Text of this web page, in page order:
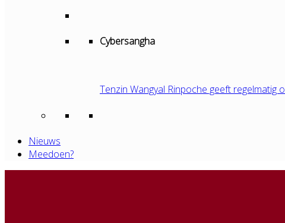
Cybersangha
Tenzin Wangyal Rinpoche geeft
Nieuws
Meedoen?